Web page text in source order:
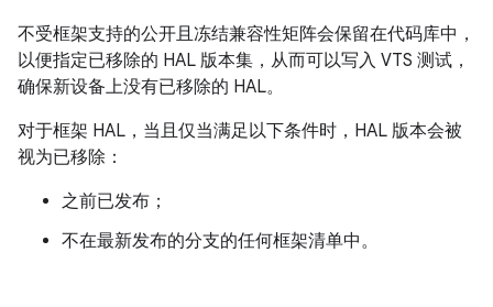
不受框架支持的公开且冻结兼容性矩阵会保留在代码库中，
以便指定已移除的 HAL 版本集，从而可以写入 VTS 测试，
确保新设备上没有已移除的 HAL。
对于框架 HAL，当且仅当满足以下条件时，HAL 版本会被
视为已移除：
之前已发布；
不在最新发布的分支的任何框架清单中。